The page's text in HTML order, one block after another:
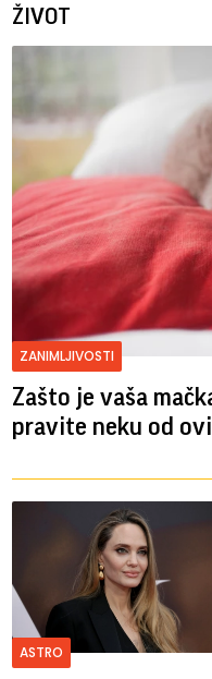
ŽIVOT
ZANIMLJIVOSTI
Zašto je vaša
pravite neku od
ASTRO